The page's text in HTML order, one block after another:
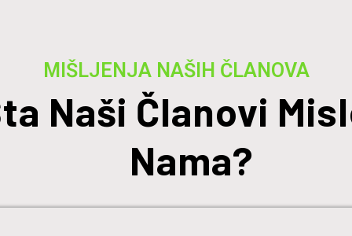
MIŠLJENJA NAŠIH ČLANOVA
Naši Članovi
Nama?